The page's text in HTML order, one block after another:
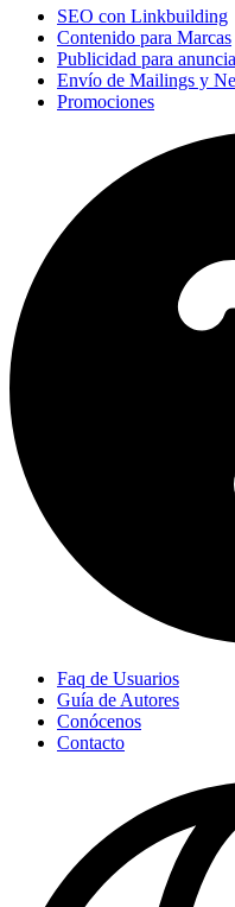
SEO con Linkbuilding
Contenido para Marcas
Publicidad para
Envío de Mailings y
Promociones
Faq de Usuarios
Guía de Autores
Conócenos
Contacto